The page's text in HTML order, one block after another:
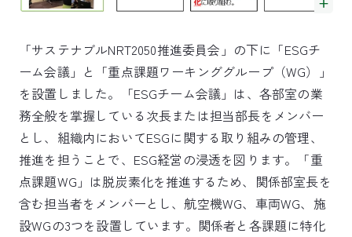
「サステナブルNRT2050推進委員会」の下に「ESGチ
ーム会議」と「重点課題ワーキンググループ（WG）」
を設置しました。「ESGチーム会議」は、各部室の業
務全般を掌握している次長または担当部長をメンバー
とし、組織内においてESGに関する取り組みの管理、
推進を担うことで、ESG経営の浸透を図ります。「重
点課題WG」は脱炭素化を推進するため、関係部室長を
含む担当者をメンバーとし、航空機WG、車両WG、施
設WGの3つを設置しています。関係者と各課題に特化